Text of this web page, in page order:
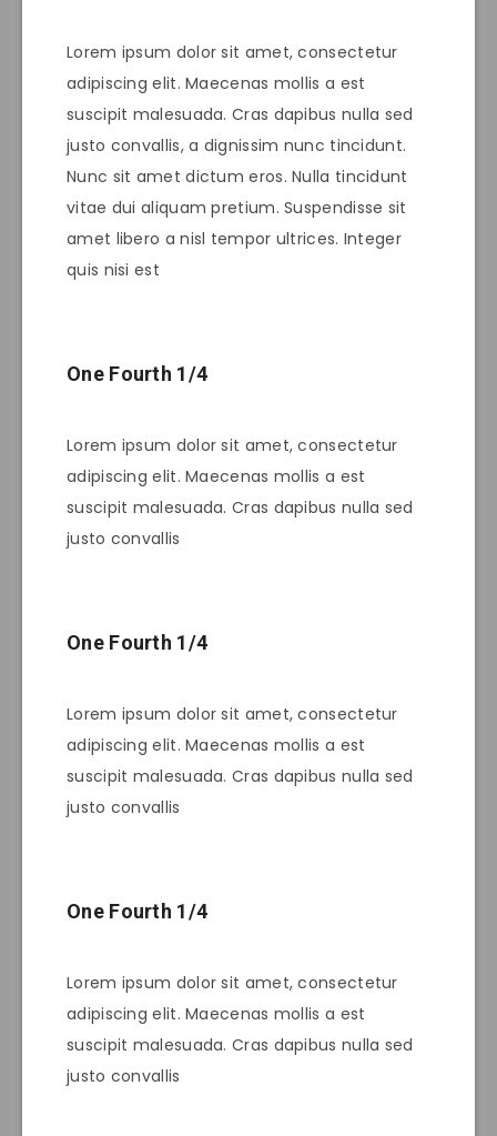
Lorem ipsum dolor sit amet, consectetur
adipiscing elit. Maecenas mollis a est
suscipit malesuada. Cras dapibus nulla sed
justo convallis, a dignissim nunc tincidunt.
Nunc sit amet dictum eros. Nulla tincidunt
vitae dui aliquam pretium. Suspendisse sit
amet libero a nisl tempor ultrices. Integer
quis nisi est
One Fourth 1/4
Lorem ipsum dolor sit amet, consectetur
adipiscing elit. Maecenas mollis a est
suscipit malesuada. Cras dapibus nulla sed
justo convallis
One Fourth 1/4
Lorem ipsum dolor sit amet, consectetur
adipiscing elit. Maecenas mollis a est
suscipit malesuada. Cras dapibus nulla sed
justo convallis
One Fourth 1/4
Lorem ipsum dolor sit amet, consectetur
adipiscing elit. Maecenas mollis a est
suscipit malesuada. Cras dapibus nulla sed
justo convallis